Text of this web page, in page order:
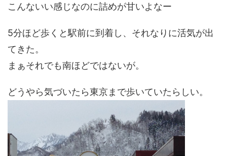
こんないい感じなのに詰めが甘いよなー
5分ほど歩くと駅前に到着し、それなりに活気が出
てきた。
まぁそれでも南ほどではないが。
どうやら気づいたら東京まで歩いていたらしい。